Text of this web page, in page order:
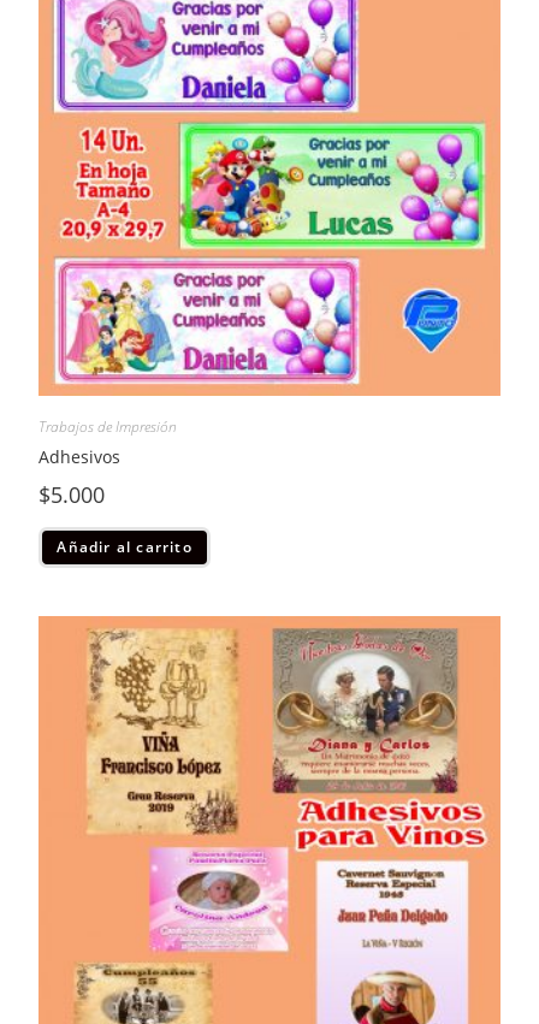
Trabajos de Impresión
Adhesivos
$5.000
Añadir al carrito